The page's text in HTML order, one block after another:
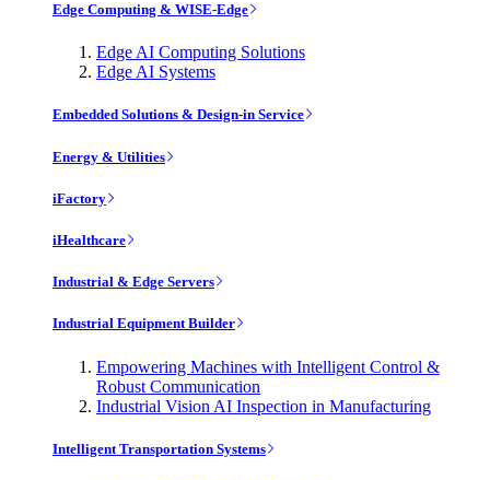
Edge Computing & WISE-Edge
Edge AI Computing Solutions
Edge AI Systems
Embedded Solutions & Design-in Service
Energy & Utilities
iFactory
iHealthcare
Industrial & Edge Servers
Industrial Equipment Builder
Empowering Machines with Intelligent Control &
Robust Communication
Industrial Vision AI Inspection in Manufacturing
Intelligent Transportation Systems